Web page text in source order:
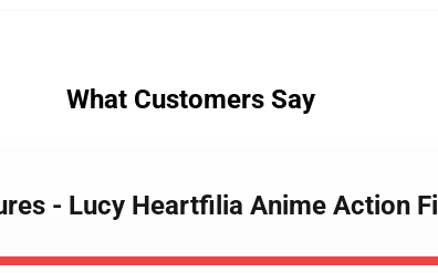
What Customers Say
- Lucy Heartfilia Anime Action